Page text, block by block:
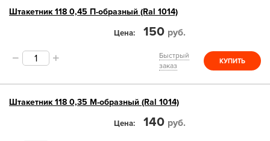
Штакетник 118 0,45 П-образный (Ral 1014)
Цена 150 руб.
Быстрый
заказ
КУПИТЬ
Штакетник 118 0,35 М-образный (Ral 1014)
Цена 140 руб.